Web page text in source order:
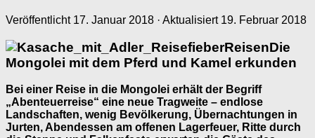
Veröffentlicht 17. Januar 2018 · Aktualisiert 19. Februar 2018
Die
Mongolei mit dem Pferd und Kamel erkunden
Bei einer Reise in die Mongolei erhält der Begriff
„Abenteuerreise“ eine neue Tragweite – endlose
Landschaften, wenig Bevölkerung, Übernachtungen in
Jurten, Abendessen am offenen Lagerfeuer, Ritte durch